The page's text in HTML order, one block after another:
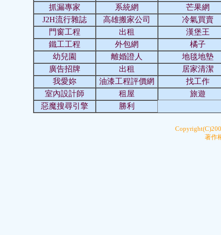
抓漏專家
系統網
芒果網
J2H流行雜誌
高雄搬家公司
冷氣買賣
門窗工程
出租
漢堡王
鐵工工程
外包網
橘子
幼兒園
離婚證人
地毯地墊
廣告招牌
出租
居家清潔
我愛妳
油漆工程評價網
找工作
室內設計師
租屋
旅遊
惡魔搜尋引擎
勝利
著作